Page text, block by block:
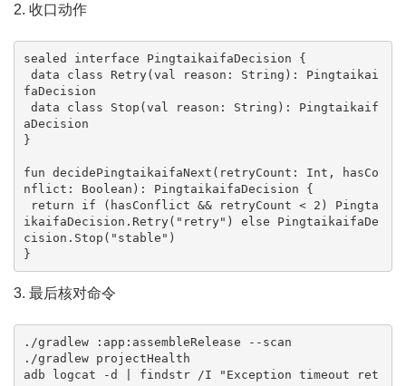
2. 收口动作
sealed interface PingtaikaifaDecision {
faDecision
aDecision
}
fun decidePingtaikaifaNext(retryCount: Int, hasCo
nflict: Boolean): PingtaikaifaDecision {
ikaifaDecision.Retry("retry") else PingtaikaifaDe
cision.Stop("stable")
}
3. 最后核对命令
./gradlew :app:assembleRelease --scan
./gradlew projectHealth
adb logcat -d | findstr /I "Exception timeout ret